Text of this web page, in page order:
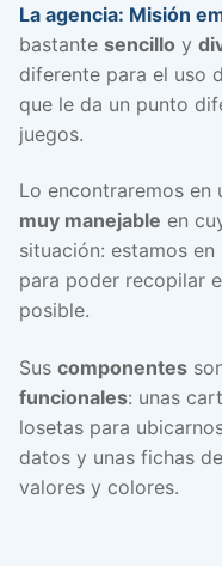
La agencia: Misión
bastante sencillo y
diferente para el uso
que le da un punto
juegos.
Lo encontraremos en
muy manejable en
situación: estamos
para poder recopilar
posible.
Sus componentes
funcionales: unas
losetas para
datos y unas fichas
valores y colores.